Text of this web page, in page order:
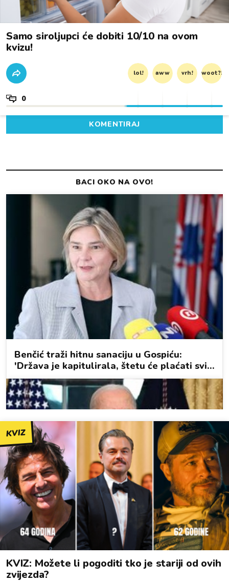
Samo siroljupci će dobiti 10/10 na ovom
kvizu!
lol! aww vrh! woot?!
0
KOMENTIRAJ
KVIZ
KVIZ: Možete li pogoditi tko je stariji od ovih
zvijezda?